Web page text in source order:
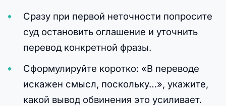
Сразу при первой неточности попросите
суд остановить оглашение и уточнить
перевод конкретной фразы.
Сформулируйте коротко: «В переводе
искажен смысл, поскольку…», укажите,
какой вывод обвинения это усиливает.